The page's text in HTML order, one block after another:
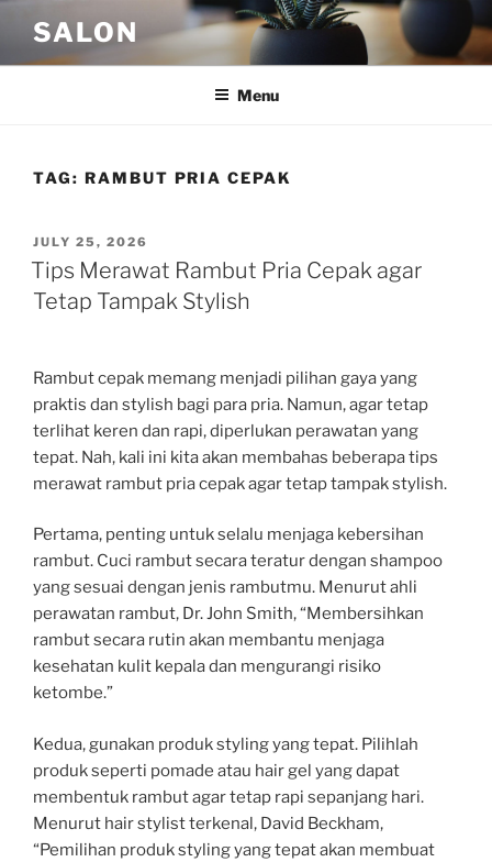
content
SALON
Menu
TAG: RAMBUT PRIA CEPAK
POSTED
ON
JULY 25, 2026
Tips Merawat Rambut Pria Cepak agar
Tetap Tampak Stylish
Rambut cepak memang menjadi pilihan gaya yang
praktis dan stylish bagi para pria. Namun, agar tetap
terlihat keren dan rapi, diperlukan perawatan yang
tepat. Nah, kali ini kita akan membahas beberapa tips
merawat rambut pria cepak agar tetap tampak stylish.
Pertama, penting untuk selalu menjaga kebersihan
rambut. Cuci rambut secara teratur dengan shampoo
yang sesuai dengan jenis rambutmu. Menurut ahli
perawatan rambut, Dr. John Smith, “Membersihkan
rambut secara rutin akan membantu menjaga
kesehatan kulit kepala dan mengurangi risiko
ketombe.”
Kedua, gunakan produk styling yang tepat. Pilihlah
produk seperti pomade atau hair gel yang dapat
membentuk rambut agar tetap rapi sepanjang hari.
Menurut hair stylist terkenal, David Beckham,
“Pemilihan produk styling yang tepat akan membuat